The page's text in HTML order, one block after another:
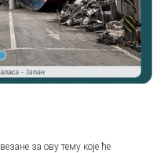
за ову тему које ће